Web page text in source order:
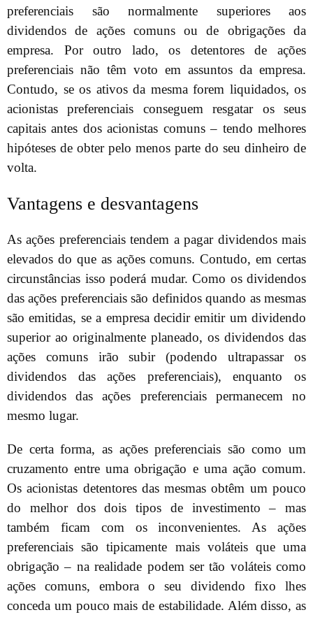
preferenciais são normalmente superiores aos
dividendos de ações comuns ou de obrigações da
empresa. Por outro lado, os detentores de ações
preferenciais não têm voto em assuntos da empresa.
Contudo, se os ativos da mesma forem liquidados, os
acionistas preferenciais conseguem resgatar os seus
capitais antes dos acionistas comuns – tendo melhores
hipóteses de obter pelo menos parte do seu dinheiro de
volta.
Vantagens e desvantagens
As ações preferenciais tendem a pagar dividendos mais
elevados do que as ações comuns. Contudo, em certas
circunstâncias isso poderá mudar. Como os dividendos
das ações preferenciais são definidos quando as mesmas
são emitidas, se a empresa decidir emitir um dividendo
superior ao originalmente planeado, os dividendos das
ações comuns irão subir (podendo ultrapassar os
dividendos das ações preferenciais), enquanto os
dividendos das ações preferenciais permanecem no
mesmo lugar.
De certa forma, as ações preferenciais são como um
cruzamento entre uma obrigação e uma ação comum.
Os acionistas detentores das mesmas obtêm um pouco
do melhor dos dois tipos de investimento – mas
também ficam com os inconvenientes. As ações
preferenciais são tipicamente mais voláteis que uma
obrigação – na realidade podem ser tão voláteis como
ações comuns, embora o seu dividendo fixo lhes
conceda um pouco mais de estabilidade. Além disso, as